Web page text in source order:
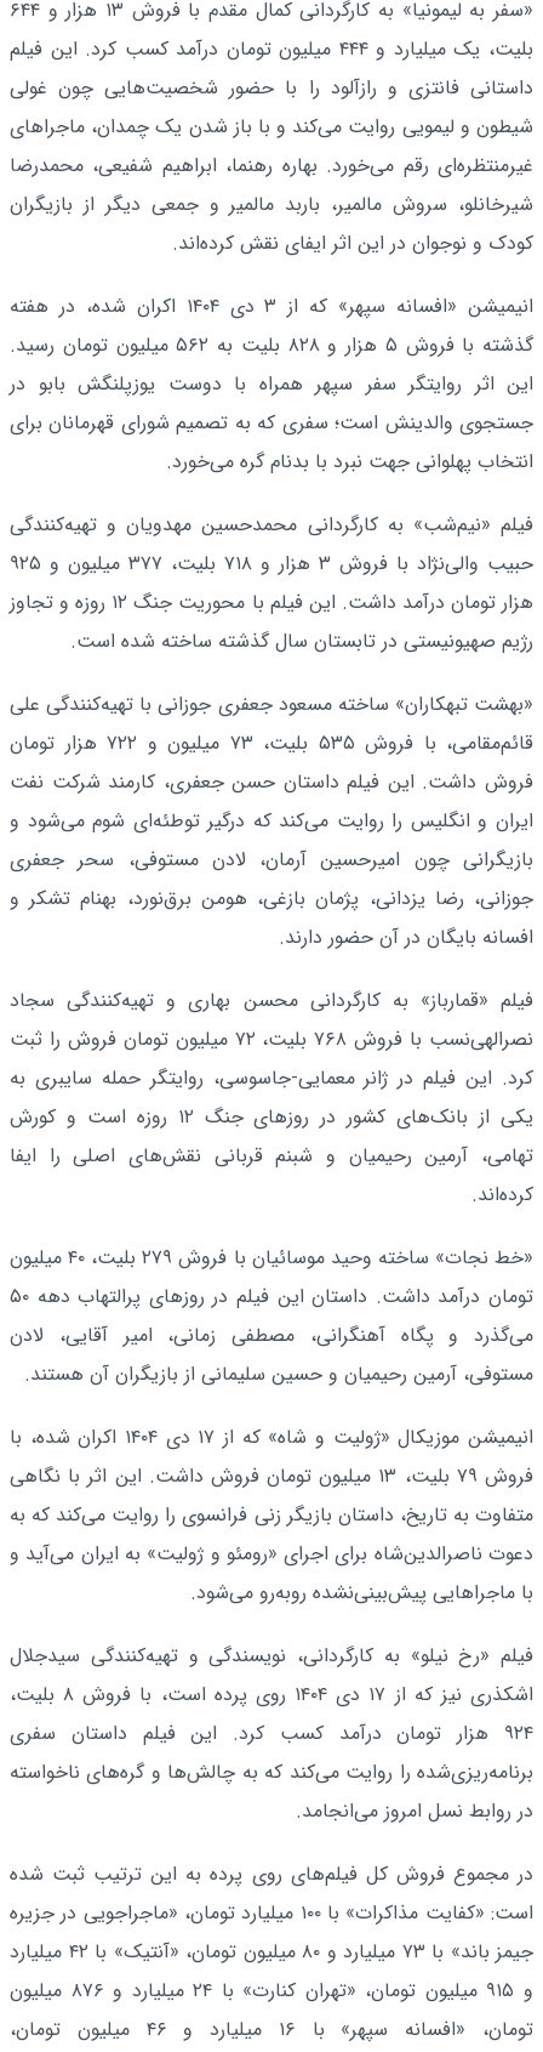
«سفر به لیمونیا» به کارگردانی کمال مقدم با فروش ۱۳ هزار و ۶۴۴
بلیت، یک میلیارد و ۴۴۴ میلیون تومان درآمد کسب کرد. این فیلم
داستانی فانتزی و رازآلود را با حضور شخصیت‌هایی چون غولی
شیطون و لیمویی روایت می‌کند و با باز شدن یک چمدان، ماجراهای
غیرمنتظره‌ای رقم می‌خورد. بهاره رهنما، ابراهیم شفیعی، محمدرضا
شیرخانلو، سروش مالمیر، باربد مالمیر و جمعی دیگر از بازیگران
کودک و نوجوان در این اثر ایفای نقش کرده‌اند.
انیمیشن «افسانه سپهر» که از ۳ دی ۱۴۰۴ اکران شده، در هفته
گذشته با فروش ۵ هزار و ۸۲۸ بلیت به ۵۶۲ میلیون تومان رسید.
این اثر روایتگر سفر سپهر همراه با دوست یوزپلنگش بابو در
جستجوی والدینش است؛ سفری که به تصمیم شورای قهرمانان برای
انتخاب پهلوانی جهت نبرد با بدنام گره می‌خورد.
فیلم «نیم‌شب» به کارگردانی محمدحسین مهدویان و تهیه‌کنندگی
حبیب والی‌نژاد با فروش ۳ هزار و ۷۱۸ بلیت، ۳۷۷ میلیون و ۹۲۵
هزار تومان درآمد داشت. این فیلم با محوریت جنگ ۱۲ روزه و تجاوز
رژیم صهیونیستی در تابستان سال گذشته ساخته شده است.
«بهشت تبهکاران» ساخته مسعود جعفری جوزانی با تهیه‌کنندگی علی
قائم‌مقامی، با فروش ۵۳۵ بلیت، ۷۳ میلیون و ۷۲۲ هزار تومان
فروش داشت. این فیلم داستان حسن جعفری، کارمند شرکت نفت
ایران و انگلیس را روایت می‌کند که درگیر توطئه‌ای شوم می‌شود و
بازیگرانی چون امیرحسین آرمان، لادن مستوفی، سحر جعفری
جوزانی، رضا یزدانی، پژمان بازغی، هومن برق‌نورد، بهنام تشکر و
افسانه بایگان در آن حضور دارند.
فیلم «قمارباز» به کارگردانی محسن بهاری و تهیه‌کنندگی سجاد
نصرالهی‌نسب با فروش ۷۶۸ بلیت، ۷۲ میلیون تومان فروش را ثبت
کرد. این فیلم در ژانر معمایی-جاسوسی، روایتگر حمله سایبری به
یکی از بانک‌های کشور در روزهای جنگ ۱۲ روزه است و کورش
تهامی، آرمین رحیمیان و شبنم قربانی نقش‌های اصلی را ایفا
کرده‌اند.
«خط نجات» ساخته وحید موسائیان با فروش ۲۷۹ بلیت، ۴۰ میلیون
تومان درآمد داشت. داستان این فیلم در روزهای پرالتهاب دهه ۵۰
می‌گذرد و پگاه آهنگرانی، مصطفی زمانی، امیر آقایی، لادن
مستوفی، آرمین رحیمیان و حسین سلیمانی از بازیگران آن هستند.
انیمیشن موزیکال «ژولیت و شاه» که از ۱۷ دی ۱۴۰۴ اکران شده، با
فروش ۷۹ بلیت، ۱۳ میلیون تومان فروش داشت. این اثر با نگاهی
متفاوت به تاریخ، داستان بازیگر زنی فرانسوی را روایت می‌کند که به
دعوت ناصرالدین‌شاه برای اجرای «رومئو و ژولیت» به ایران می‌آید و
با ماجراهایی پیش‌بینی‌نشده روبه‌رو می‌شود.
فیلم «رخ نیلو» به کارگردانی، نویسندگی و تهیه‌کنندگی سیدجلال
اشکذری نیز که از ۱۷ دی ۱۴۰۴ روی پرده است، با فروش ۸ بلیت،
۹۲۴ هزار تومان درآمد کسب کرد. این فیلم داستان سفری
برنامه‌ریزی‌شده را روایت می‌کند که به چالش‌ها و گره‌های ناخواسته
در روابط نسل امروز می‌انجامد.
در مجموع فروش کل فیلم‌های روی پرده به این ترتیب ثبت شده
است: «کفایت مذاکرات» با ۱۰۰ میلیارد تومان، «ماجراجویی در جزیره
جیمز باند» با ۷۳ میلیارد و ۸۰ میلیون تومان، «آنتیک» با ۴۲ میلیارد
و ۹۱۵ میلیون تومان، «تهران کنارت» با ۲۴ میلیارد و ۸۷۶ میلیون
تومان، «افسانه سپهر» با ۱۶ میلیارد و ۴۶ میلیون تومان،